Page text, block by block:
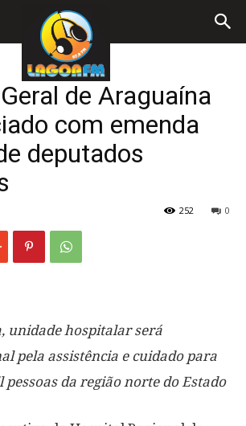
de Araguaína
com emenda
deputados
0
252
unidade hospitalar será
pela assistência e cuidado para
pessoas da região norte do Estado